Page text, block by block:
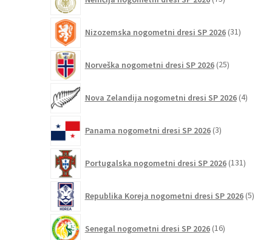
izdelkov
Nizozemska nogometni dresi SP 2026 31izdelkov
Norveška nogometni dresi SP 2026 25izdelkov
Nova Zelandija nogometni dresi SP 2026 4izdelki
Panama nogometni dresi SP 2026 3izdelki
Portugalska nogometni dresi SP 2026 131
Republika Koreja nogometni dresi SP 2026 5
Senegal nogometni dresi SP 2026 16izdelkov